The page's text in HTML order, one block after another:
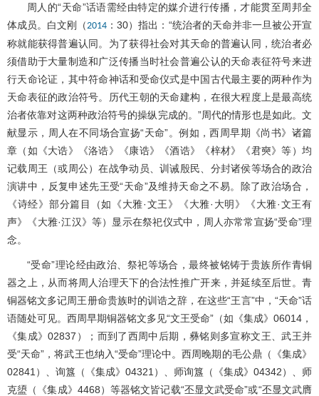
周人的“天命”话语需经由特定的媒介进行传播，才能贯至周邦全
体成员。白文刚（2014 ：30）指出：“统治者的天命并非一旦被公开宣
称就能获得普遍认同。为了获得社会对其天命的普遍认同，统治者必
须借助于大量制造和广泛传播当时社会普遍公认的天命表征符号来进
行天命论证，其中符命神话和受命仪式是中国古代最主要的两种作为
天命表征的政治符号。历代王朝的天命建构，在很大程度上是最高统
治者依靠对这两种政治符号的操纵完成的。”周代的情形也是如此。文
献显示，周人在不同场合宣扬“天命”。例如，西周早期《尚书》诸篇
章（如《大诰》《洛诰》《康诰》《酒诰》《梓材》《君奭》等）均
记载周王（或周公）在战争动员、训诫殷民、分封诸侯等场合的政治
演讲中，反复申述先王受“天命”及维持天命之不易。除了政治场合，
《诗经》部分篇目（如《大雅·文王》《大雅·大明》《大雅·文王有
声》《大雅·江汉》等）显示在祭祀仪式中，周人亦常常宣扬“受命”理
念。
“受命”理论经由政治、祭祀等场合，最终被铭铸于贵族所作青铜
器之上，从而将周人治理天下的合法性推广开来，并延续至后世。青
铜器铭文多记周王册命贵族时的训诰之辞，在这些“王言”中，“天命”话
语随处可见。西周早期铜器铭文多见“文王受命”（如《集成》06014，
《集成》02837）；而到了西周中后期，彝铭则多宣称文王、武王并
受“天命”，将武王也纳入“受命”理论中。西周晚期的毛公鼎（《集成》
02841）、询簋（《集成》04321）、师询簋（《集成》04342）、师
克盨（《集成》4468）等器铭文皆记载“丕显文武受命”或“丕显文武膺